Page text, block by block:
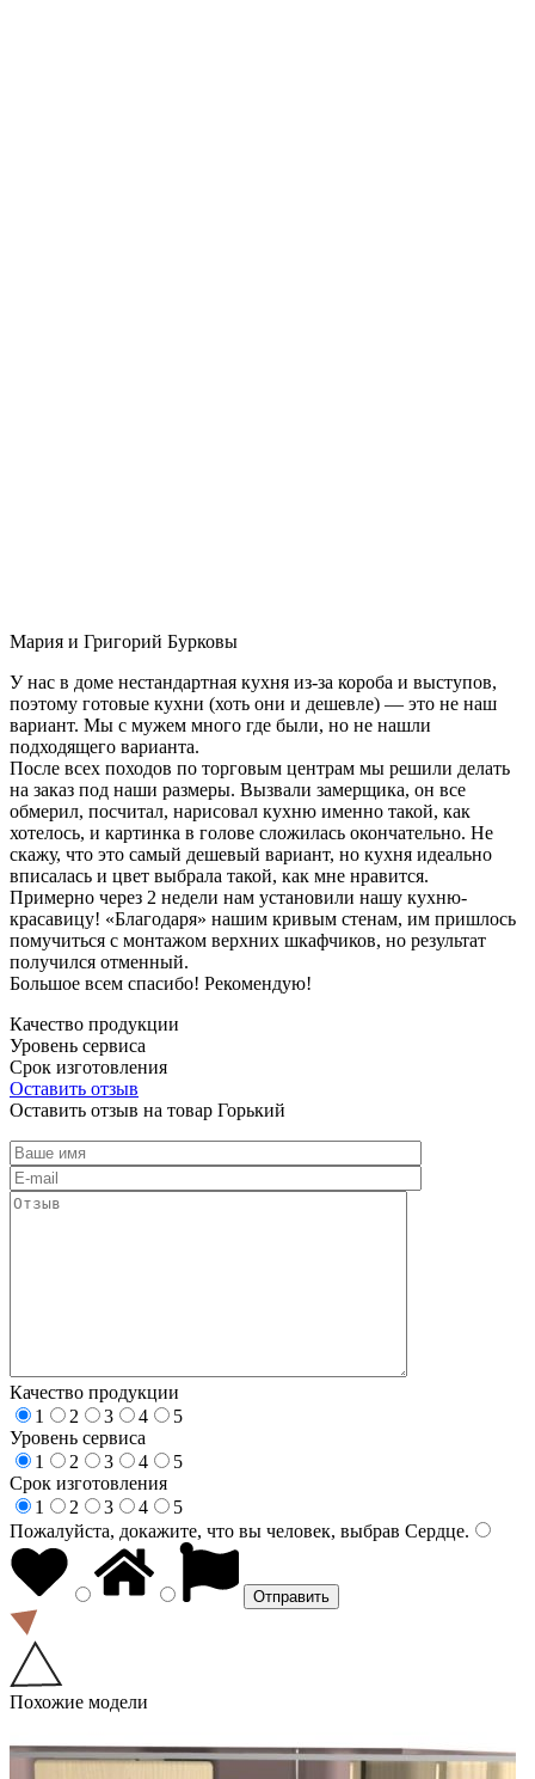
Мария и Григорий Бурковы
У нас в доме нестандартная кухня из-за короба и выступов,
поэтому готовые кухни (хоть они и дешевле) — это не наш
вариант. Мы с мужем много где были, но не нашли
подходящего варианта.
После всех походов по торговым центрам мы решили делать
на заказ под наши размеры. Вызвали замерщика, он все
обмерил, посчитал, нарисовал кухню именно такой, как
хотелось, и картинка в голове сложилась окончательно. Не
скажу, что это самый дешевый вариант, но кухня идеально
вписалась и цвет выбрала такой, как мне нравится.
Примерно через 2 недели нам установили нашу кухню-
красавицу! «Благодаря» нашим кривым стенам, им пришлось
помучиться с монтажом верхних шкафчиков, но результат
получился отменный.
Большое всем спасибо! Рекомендую!
Качество продукции
Уровень сервиса
Срок изготовления
Оставить отзыв
Оставить отзыв на товар Горький
Качество продукции
1
2 3 4
5
Уровень сервиса
1
2 3 4
5
Срок изготовления
1
2 3 4
5
Пожалуйста, докажите, что вы человек, выбрав Сердце.
Похожие модели